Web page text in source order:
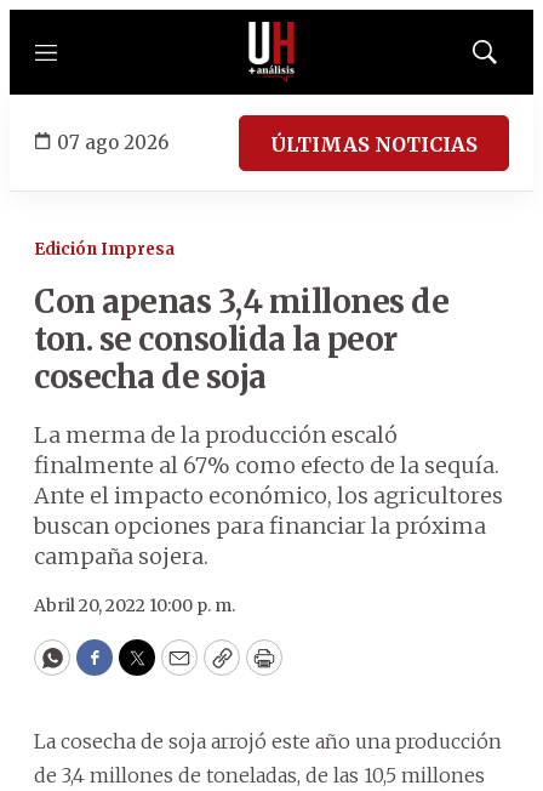
Menú
Mostrar
07 ago 2026 ÚLTIMAS NOTICIAS
Edición Impresa
Con apenas 3,4 millones de
ton. se consolida la peor
cosecha de soja
La merma de la producción escaló
finalmente al 67% como efecto de la sequía.
Ante el impacto económico, los agricultores
buscan opciones para financiar la próxima
campaña sojera.
Abril 20, 2022 10:00 p. m.
WhatsApp
Facebook
Twitter
EmailCopyPrint
La cosecha de soja arrojó este año una producción
de 3,4 millones de toneladas, de las 10,5 millones